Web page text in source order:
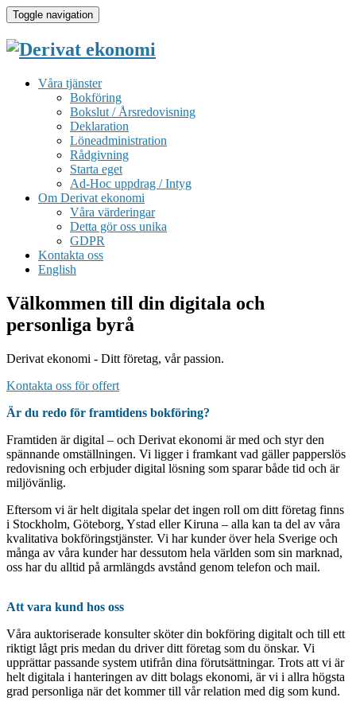
Toggle navigation
Våra tjänster
Bokföring
Bokslut / Årsredovisning
Deklaration
Löneadministration
Rådgivning
Starta eget
Ad-Hoc uppdrag / Intyg
Om Derivat ekonomi
Våra värderingar
Detta gör oss unika
GDPR
Kontakta oss
English
Välkommen till din digitala och
personliga byrå
Derivat ekonomi - Ditt företag, vår passion.
Kontakta oss för offert
Är du redo för framtidens bokföring?
Framtiden är digital – och Derivat ekonomi är med och styr den
spännande omställningen. Vi ligger i framkant vad gäller papperslös
redovisning och erbjuder digital lösning som sparar både tid och är
miljövänlig.
Eftersom vi är helt digitala spelar det ingen roll om ditt företag finns
i Stockholm, Göteborg, Ystad eller Kiruna – alla kan ta del av våra
kvalitativa bokföringstjänster. Vi har kunder över hela Sverige och
många av våra kunder har dessutom hela världen som sin marknad,
oss har du alltid på armlängds avstånd genom telefon och mail.
Att vara kund hos oss
Våra auktoriserade konsulter sköter din bokföring digitalt och till ett
riktigt lågt pris medan du driver ditt företag som du önskar. Vi
upprättar passande system utifrån dina förutsättningar. Trots att vi är
helt digitala i hanteringen av ditt bolags ekonomi, är vi i allra högsta
grad personliga när det kommer till vår relation med dig som kund.